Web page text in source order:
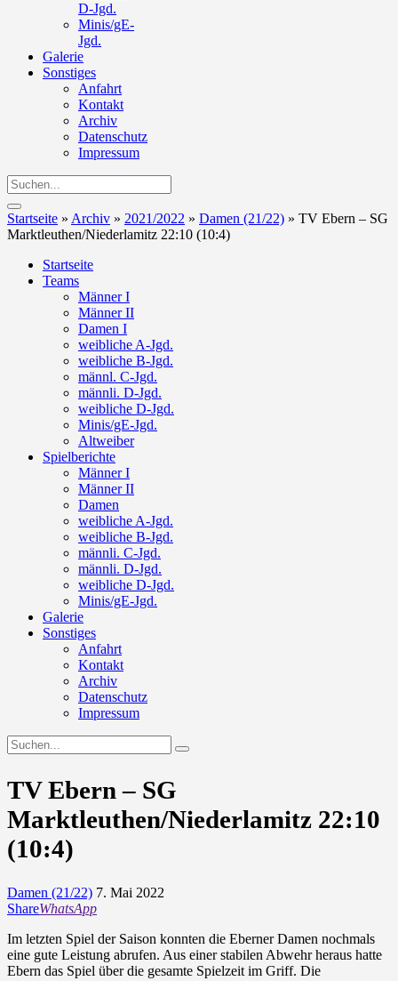
D-Jgd.
Minis/gE-
Jgd.
Galerie
Sonstiges
Anfahrt
Kontakt
Archiv
Datenschutz
Impressum
Startseite » Archiv » 2021/2022 » Damen (21/22) » TV Ebern – SG
Marktleuthen/Niederlamitz 22:10 (10:4)
Startseite
Teams
Männer I
Männer II
Damen I
weibliche A-Jgd.
weibliche B-Jgd.
männl. C-Jgd.
männli. D-Jgd.
weibliche D-Jgd.
Minis/gE-Jgd.
Altweiber
Spielberichte
Männer I
Männer II
Damen
weibliche A-Jgd.
weibliche B-Jgd.
männli. C-Jgd.
männli. D-Jgd.
weibliche D-Jgd.
Minis/gE-Jgd.
Galerie
Sonstiges
Anfahrt
Kontakt
Archiv
Datenschutz
Impressum
TV Ebern – SG
Marktleuthen/Niederlamitz 22:10
(10:4)
Damen (21/22) 7. Mai 2022
ShareWhatsApp
Im letzten Spiel der Saison konnten die Eberner Damen nochmals
eine gute Leistung abrufen. Aus einer stabilen Abwehr heraus hatte
Ebern das Spiel über die gesamte Spielzeit im Griff. Die